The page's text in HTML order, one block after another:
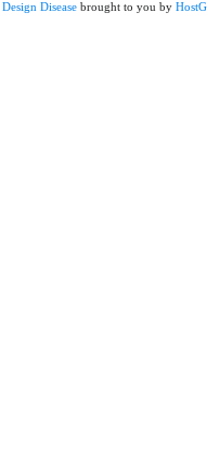
Design Disease brought to you by